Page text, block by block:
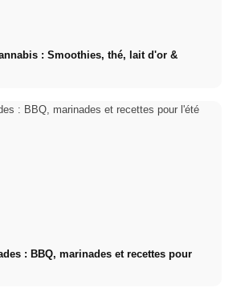
: Smoothies, thé, lait d'or &
: BBQ, marinades et recettes pour